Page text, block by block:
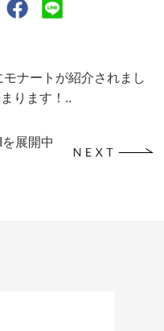
ナートが紹介されまし
ります！..
展開中